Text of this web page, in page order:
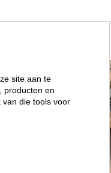
site aan te
producten en
van die tools voor